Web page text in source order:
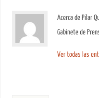
Acerca de Pilar
Gabinete de
Ver todas las